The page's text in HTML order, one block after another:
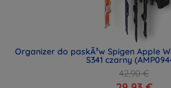
Organizer do paskÃ³w Spigen Apple
S341 czarny
42,90 €